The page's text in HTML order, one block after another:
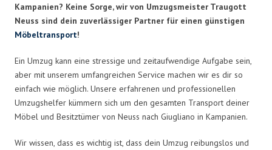
Kampanien? Keine Sorge, wir von Umzugsmeister Traugott
Neuss sind dein zuverlässiger Partner für einen günstigen
Möbeltransport!
Ein Umzug kann eine stressige und zeitaufwendige Aufgabe sein,
aber mit unserem umfangreichen Service machen wir es dir so
einfach wie möglich. Unsere erfahrenen und professionellen
Umzugshelfer kümmern sich um den gesamten Transport deiner
Möbel und Besitztümer von Neuss nach Giugliano in Kampanien.
Wir wissen, dass es wichtig ist, dass dein Umzug reibungslos und